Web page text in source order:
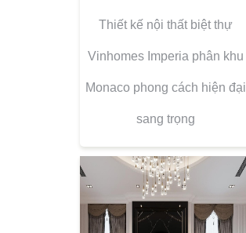
Thiết kế nội thất biệt thự
Vinhomes Imperia phân khu
Monaco phong cách hiện đại
sang trọng